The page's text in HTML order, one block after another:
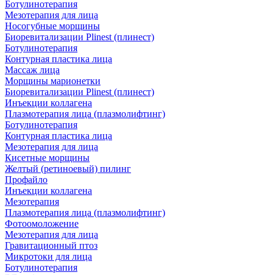
Ботулинотерапия
Мезотерапия для лица
Носогубные морщины
Биоревитализации Plinest (плинест)
Ботулинотерапия
Контурная пластика лица
Массаж лица
Морщины марионетки
Биоревитализации Plinest (плинест)
Инъекции коллагена
Плазмотерапия лица (плазмолифтинг)
Ботулинотерапия
Контурная пластика лица
Мезотерапия для лица
Кисетные морщины
Желтый (ретиноевый) пилинг
Профайло
Инъекции коллагена
Мезотерапия
Плазмотерапия лица (плазмолифтинг)
Фотоомоложение
Мезотерапия для лица
Гравитационный птоз
Микротоки для лица
Ботулинотерапия